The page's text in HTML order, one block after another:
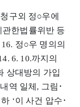
구외 정○우에
한법률위반 등
정○우 명의의
6. 10.까지의
상대방의 가입
역 일체, 그림･
‘이 사건 압수･